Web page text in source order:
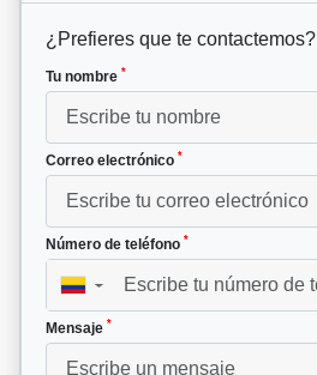
¿Prefieres que te contactemos?
Tu nombre *
Correo electrónico *
Número de teléfono *
▼
Mensaje *